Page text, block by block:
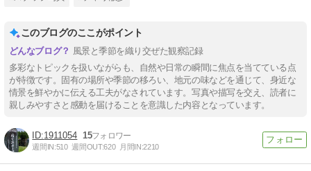
このブログのここがポイント
風景と季節を織り交ぜた観察記録
多彩なトピックを扱いながらも、自然や日常の瞬間に焦点を当てている点
が特徴です。固有の場所や季節の移ろい、地元の味などを通じて、身近な
情景を鮮やかに伝える工夫がなされています。写真や描写を交え、読者に
親しみやすさと感動を届けることを意識した内容となっています。
1911054 15
週間IN:510 週間OUT:620 月間IN:2210